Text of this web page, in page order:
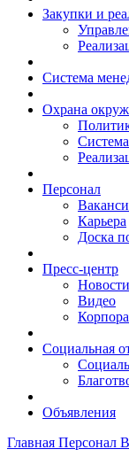
Закупки и
Система
Охрана
Персонал
Карьера
Доска
Пресс-центр
Видео
Социальная
Объявления
Главная Персонал